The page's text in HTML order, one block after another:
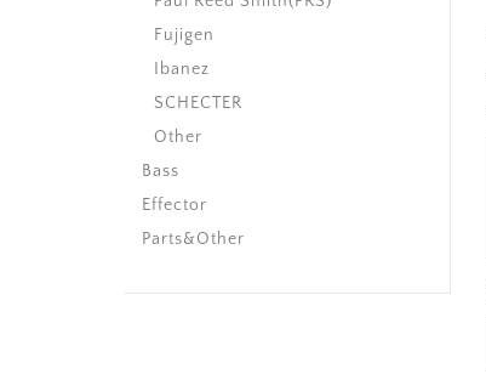
Fujigen
Ibanez
SCHECTER
Other
Bass
Effector
Parts&Other